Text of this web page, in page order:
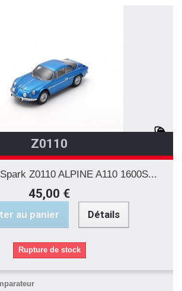
Z0110
Z0110 ALPINE A110 1600S...
45,00 €
au panier Détails
Rupture de stock